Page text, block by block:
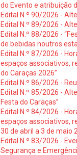
do Evento e atribuição
Edital N.º 90/2026 -
Edital N.º 89/2026 -
Edital N.º 88/2026 -
de bebidas noutros
Edital N.º 87/2026 -
espaços associativos,
do Caraças 2026”
Edital N.º 86/2026 -
Edital N.º 85/2026 -
Festa do Caraças”
Edital N.º 84/2026 -
espaços associativos,
30 de abril a 3 de maio
Edital N.º 83/2026 -
Segurança e